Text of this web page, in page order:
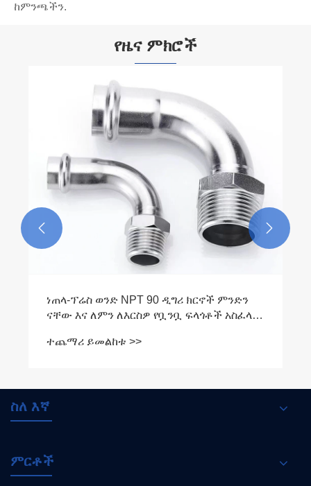
ከምንጫችን.
የዜና ምክሮች
ነጠላ-ፕሬስ ወንድ NPT 90 ዲግሪ ክርኖች ምንድን
ናቸው እና ለምን ለእርስዎ የቧንቧ ፍላጎቶች አስፈላጊ
ተጨማሪ ይመልከቱ >>
 
ስለ እኛ
ምርቶች